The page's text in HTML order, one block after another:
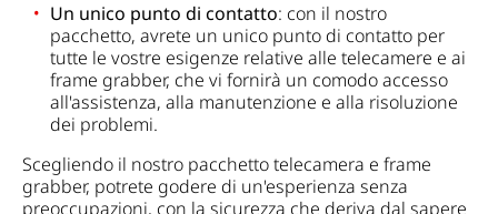
Un unico punto di contatto: con il nostro
pacchetto, avrete un unico punto di contatto per
tutte le vostre esigenze relative alle telecamere e ai
frame grabber, che vi fornirà un comodo accesso
all'assistenza, alla manutenzione e alla risoluzione
dei problemi.
Scegliendo il nostro pacchetto telecamera e frame
grabber, potrete godere di un'esperienza senza
preoccupazioni, con la sicurezza che deriva dal sapere